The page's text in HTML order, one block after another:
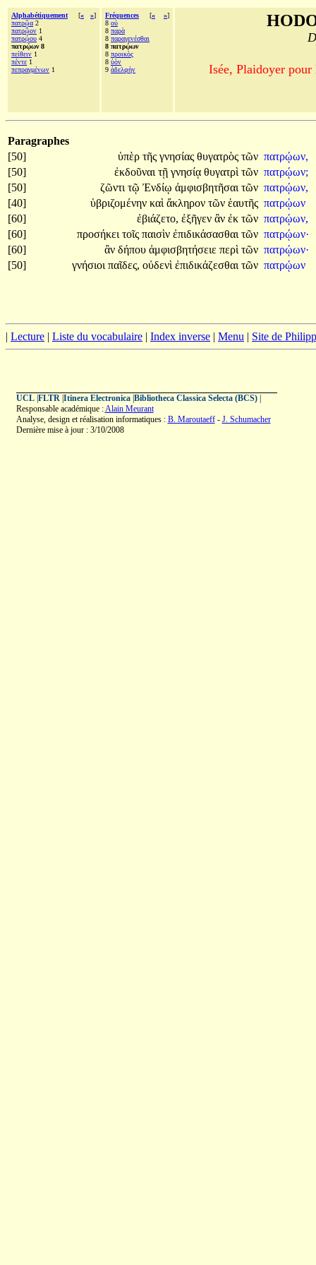
Alphabétiquement [« »]
πατρῷα 2
πατρῷον 1
πατρῴου 4
πατρῴων 8
πείθειν 1
πέντε 1
πεπραγμένων 1
Fréquences [« »]
8 οὐ
8 παρὰ
8 παραγενέσθαι
8 πατρῴων
8 προικὸς
8 ὑὸν
9 ἀδελφὴν Isée, Plaidoyer pour
Paragraphes
[50]
ὑπὲρ τῆς γνησίας θυγατρὸς τῶν πατρῴων,
[50]
ἐκδοῦναι τῇ γνησίᾳ θυγατρὶ τῶν πατρῴων;
[50]
ζῶντι τῷ Ἐνδίῳ ἀμφισβητῆσαι τῶν πατρῴων,
[40]
ὑβριζομένην καὶ ἄκληρον τῶν ἑαυτῆς πατρῴων
[60]
ἐβιάζετο, ἐξῆγεν ἂν ἐκ τῶν πατρῴων,
[60]
προσήκει τοῖς παισὶν ἐπιδικάσασθαι τῶν πατρῴων·
[60]
ἂν δήπου ἀμφισβητήσειε περὶ τῶν πατρῴων·
[50]
γνήσιοι παῖδες, οὐδενὶ ἐπιδικάζεσθαι τῶν πατρῴων
| Lecture | Liste du vocabulaire | Index inverse | Menu | Site de
UCL| FLTR| Itinera Electronica| Bibliotheca Classica Selecta (BCS)|
Responsable académique :Alain Meurant
Analyse, design et réalisation informatiques : B. Maroutaeff- J. Schumacher
Dernière mise à jour : 3/10/2008